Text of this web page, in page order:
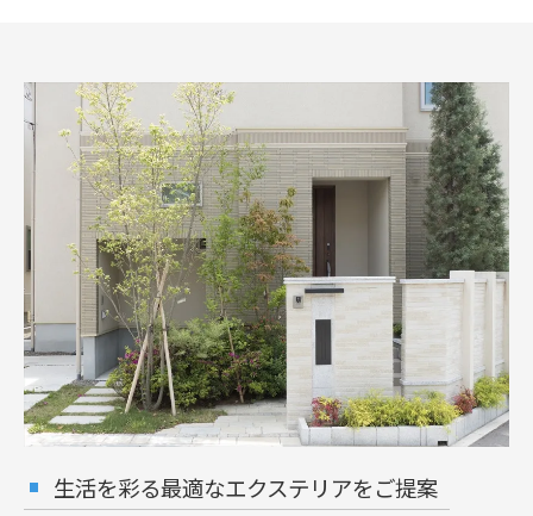
生活を彩る最適なエクステリアをご提案